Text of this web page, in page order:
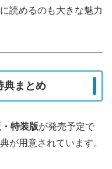
読めるのも大きな魅力
典まとめ
特装版が発売予定で
が用意されています。